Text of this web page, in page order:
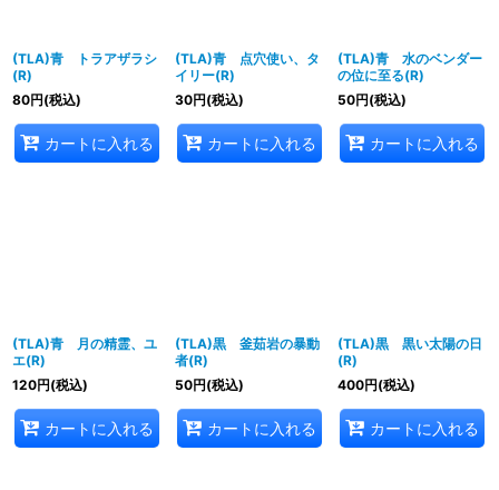
(TLA)青 トラアザラシ
(R)
80円(税込)
カートに入れる
(TLA)青 点穴使い、タ
イリー(R)
30円(税込)
カートに入れる
(TLA)青 水のベンダー
の位に至る(R)
50円(税込)
カートに入れる
(TLA)青 月の精霊、ユ
エ(R)
120円(税込)
カートに入れる
(TLA)黒 釜茹岩の暴動
者(R)
50円(税込)
カートに入れる
(TLA)黒 黒い太陽の日
(R)
400円(税込)
カートに入れる